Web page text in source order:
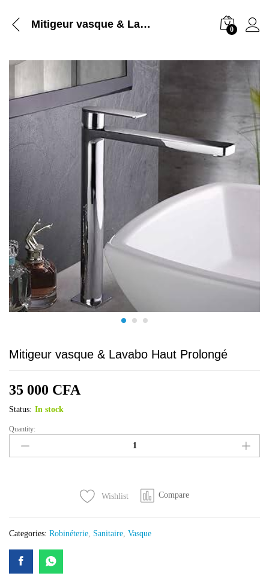
Mitigeur vasque & Lavabo Haut Prolongé 0
Mitigeur vasque & Lavabo Haut Prolongé
35 000 CFA
Status: In stock
Mitigeur
vasque
&
Quantity:
Wishlist Compare
Categories: Robinéterie, Sanitaire, Vasque